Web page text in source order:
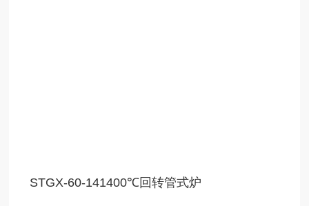
STGX-60-141400℃回转管式炉